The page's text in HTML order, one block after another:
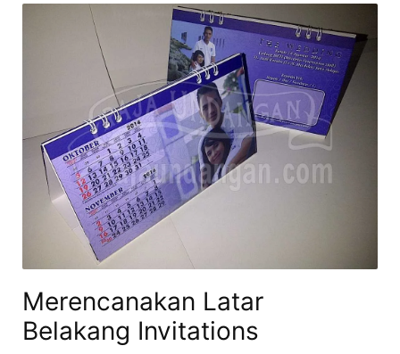
Merencanakan Latar
Belakang Invitations